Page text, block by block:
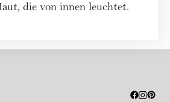
die von innen leuchtet.